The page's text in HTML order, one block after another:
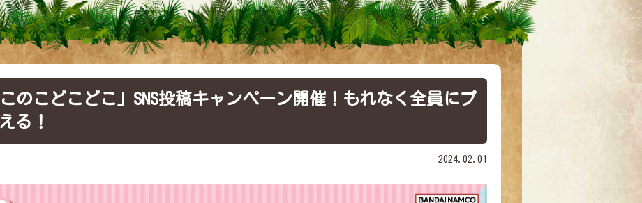
のこどこどこ」SNS投稿キャンペーン開催！もれなく全員にプ
る！
2024.02.01